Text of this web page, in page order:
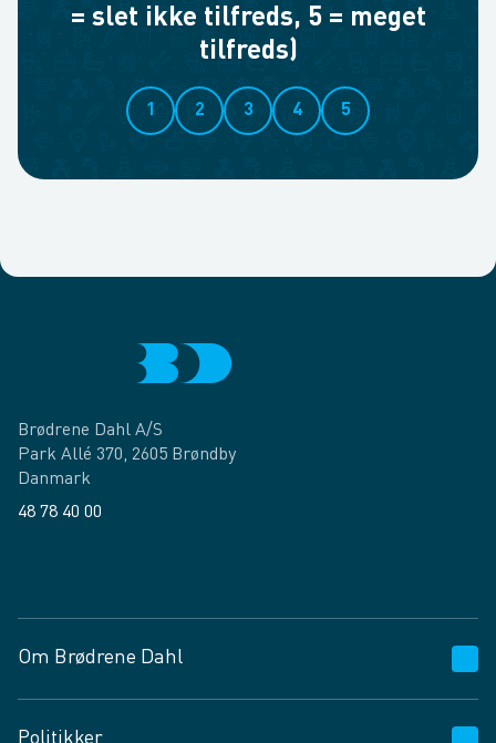
= slet ikke tilfreds, 5 = meget
tilfreds)
1 2 3 4 5
Brødrene Dahl A/S
Park Allé 370, 2605 Brøndby
Danmark
48 78 40 00
Om Brødrene Dahl
Politikker